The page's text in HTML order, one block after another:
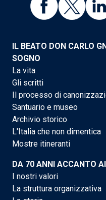
IL BEATO DON CARLO
SOGNO
La vita
Gli scritti
Il processo di
Santuario e museo
Archivio storico
L'Italia che non dimentica
Mostre itineranti
DA 70 ANNI ACCANTO
I nostri valori
La struttura organizzativa